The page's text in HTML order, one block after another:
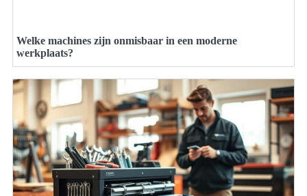
Welke machines zijn onmisbaar in een moderne
werkplaats?